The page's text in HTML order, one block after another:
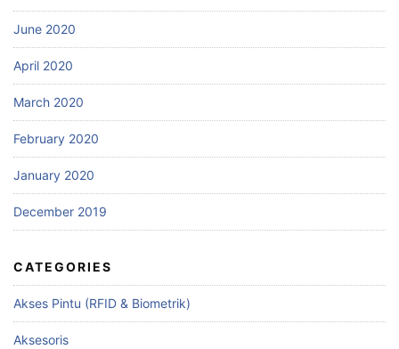
June 2020
April 2020
March 2020
February 2020
January 2020
December 2019
CATEGORIES
Akses Pintu (RFID & Biometrik)
Aksesoris